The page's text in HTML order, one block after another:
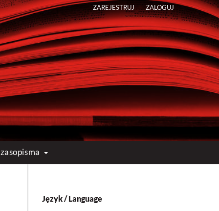
ZAREJESTRUJ ZALOGUJ
Język / Language